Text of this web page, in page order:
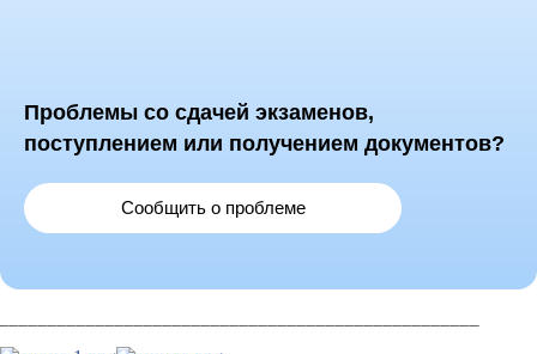
Проблемы со сдачей экзаменов,
поступлением или получением документов?
Сообщить о проблеме